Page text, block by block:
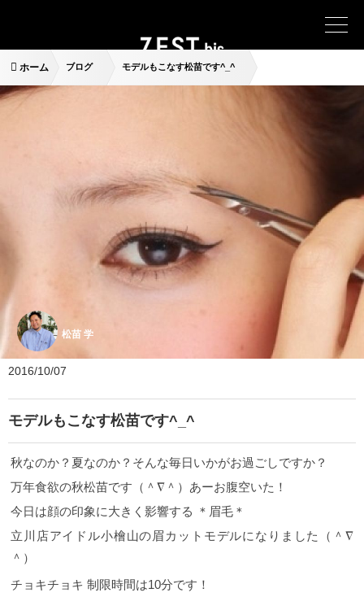
ホーム ブログ モデルもこなす松苗です^_^
松苗 学
2016/10/07
モデルもこなす松苗です^_^
秋なのか？夏なのか？そんな毎日いかがお過ごしですか？
万年食欲の秋松苗です（＾∇＾）あーお腹空いた！
今日は顔の印象に大きく影響する ＊眉毛＊
立川店アイドル小檜山の眉カットモデルになりました（＾∇
＾）
チョキチョキ 制限時間は10分です！